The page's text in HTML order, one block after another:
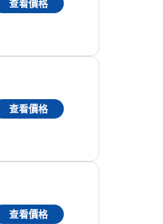
查看價格
查看價格
查看價格